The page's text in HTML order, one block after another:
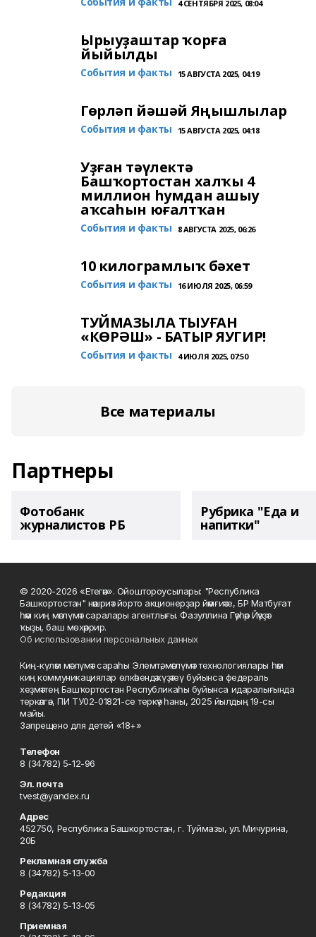
4 СЕНТЯБРЯ 2025, 08:04
Ырыуҙаштар ҡорға
йыйылды
События и факты 15 АВГУСТА 2025, 04:19
Гөрләп йәшәй Яңышлылар
События и факты 15 АВГУСТА 2025, 04:18
Уҙған тәүлектә
Башҡортостан халҡы 4
миллион һумдан ашыу
аҡсаһын юғалтҡан
События и факты 8 АВГУСТА 2025, 06:26
10 килограмлыҡ бәхет
События и факты 16 ИЮЛЯ 2025, 06:59
ТУЙМАЗЫЛА ТЫУҒАН
«КӨРӘШ» - БАТЫР ЯУГИР!
События и факты 4 ИЮЛЯ 2025, 07:50
Все материалы
Партнеры
Фотобанк
журналистов РБ
Рубрика "Еда и
напитки"
© 2020-2026 «Етегән». Ойоштороусылары: "Республика
Башкортостан" нәшриәт йорто акционерҙар йәмғиәте, БР Матбуғат
һәм киң мәғлүмәт саралары агентлығы. Фазуллина Гәүһәр Йәүҙәт
ҡыҙы, баш мөхәррир.
Об использовании персональных данных
Киң-күләм мәғлүмәт сараһы Элемтә, мәғлүмәт технологиялары һәм
киң коммуникациялар өлкәһендә күҙәтеү буйынса федераль
хеҙмәттең Башҡортостан Республикаһы буйынса идаралығында
теркәлгән, ПИ ТУ02-01821-се теркәү һаны, 2025 йылдың 19-сы
майы.
Запрещено для детей «18+»
Телефон
8 (34782) 5-12-96
Эл. почта
tvest@yandex.ru
Адрес
452750, Республика Башкортостан, г. Туймазы, ул. Мичурина,
20Б
Рекламная служба
8 (34782) 5-13-00
Редакция
8 (34782) 5-13-05
Приемная